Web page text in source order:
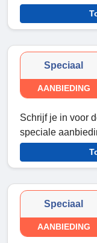
Speciaal
AANBIEDING
Schrijf je in voor
speciale
Speciaal
AANBIEDING